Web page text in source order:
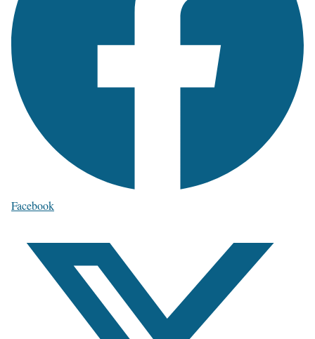
Facebook